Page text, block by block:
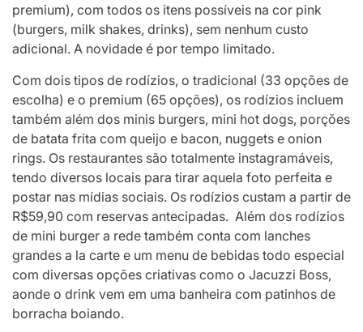
premium), com todos os itens possíveis na cor pink
(burgers, milk shakes, drinks), sem nenhum custo
adicional. A novidade é por tempo limitado.
Com dois tipos de rodízios, o tradicional (33 opções de
escolha) e o premium (65 opções), os rodízios incluem
também além dos minis burgers, mini hot dogs, porções
de batata frita com queijo e bacon, nuggets e onion
rings. Os restaurantes são totalmente instagramáveis,
tendo diversos locais para tirar aquela foto perfeita e
postar nas mídias sociais. Os rodízios custam a partir de
R$59,90 com reservas antecipadas. Além dos rodízios
de mini burger a rede também conta com lanches
grandes a la carte e um menu de bebidas todo especial
com diversas opções criativas como o Jacuzzi Boss,
aonde o drink vem em uma banheira com patinhos de
borracha boiando.